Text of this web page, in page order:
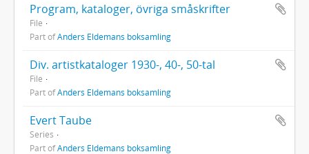
Program, kataloger, övriga småskrifter
File
Part ofAnders Eldemans boksamling
Div. artistkataloger 1930-, 40-, 50-tal
File
Part ofAnders Eldemans boksamling
Evert Taube
Series
Part ofAnders Eldemans boksamling